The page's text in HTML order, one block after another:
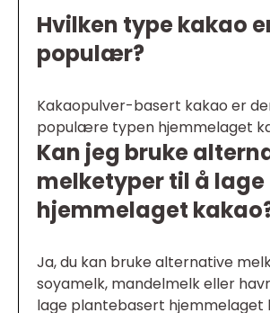
Hvilken type kakao
populær?
Kakaopulver-basert kakao er
populære typen hjemmelaget
Kan jeg bruke
melketyper til å lage
hjemmelaget
Ja, du kan bruke alternative
soyamelk, mandelmelk eller
lage plantebasert hjemmelaget